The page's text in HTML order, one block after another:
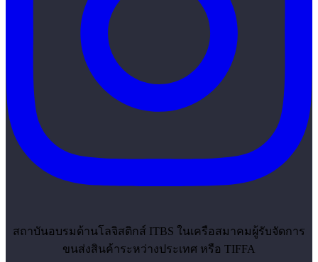
สถาบันอบรมด้านโลจิสติกส์ ITBS ในเครือสมาคมผู้รับจัดการ
ขนส่งสินค้าระหว่างประเทศ หรือ TIFFA